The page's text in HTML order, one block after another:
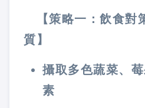
【策略一：飲食對
質 】
攝取多色蔬菜、
素